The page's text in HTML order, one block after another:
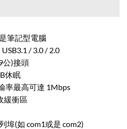
筆記型電腦
/ 3.0 / 2.0
公)接頭
休眠
率最高可達 1Mbps
緩衝區
埠(如 com1或是 com2)